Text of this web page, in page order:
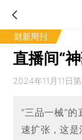
财新周刊
直播间“
2024年11月11日
“三品一械”
速扩张，这